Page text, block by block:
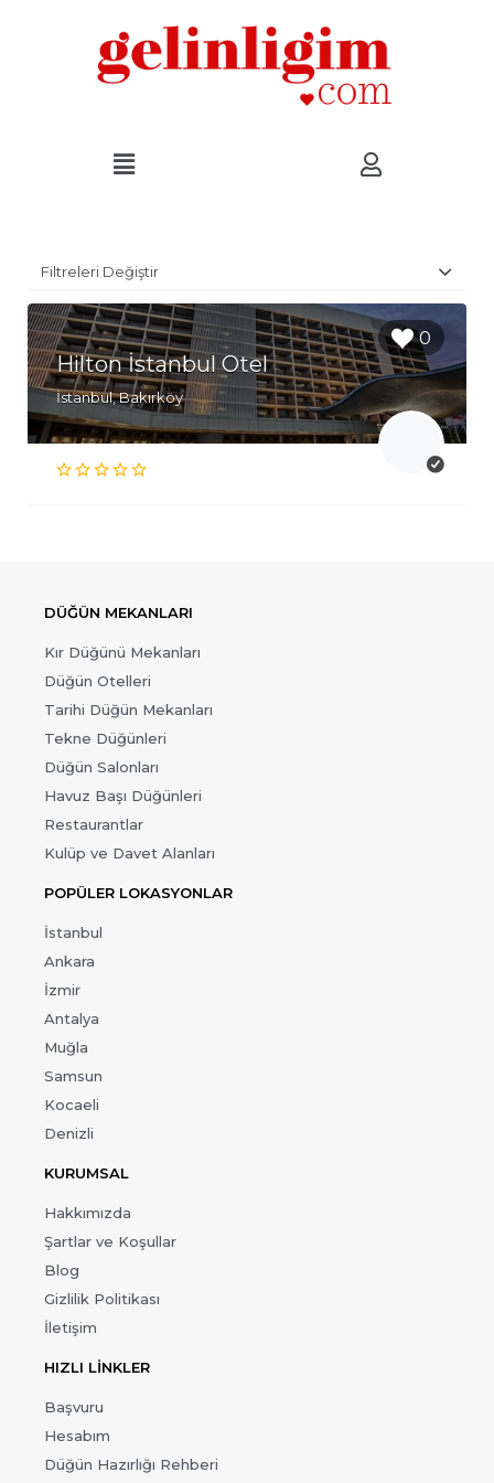
Filtreleri Değiştir
0
Hilton İstanbul Otel
İstanbul, Bakırköy
DÜĞÜN MEKANLARI
Kır Düğünü Mekanları
Düğün Otelleri
Tarihi Düğün Mekanları
Tekne Düğünleri
Düğün Salonları
Havuz Başı Düğünleri
Restaurantlar
Kulüp ve Davet Alanları
POPÜLER LOKASYONLAR
İstanbul
Ankara
İzmir
Antalya
Muğla
Samsun
Kocaeli
Denizli
KURUMSAL
Hakkımızda
Şartlar ve Koşullar
Blog
Gizlilik Politikası
İletişim
HIZLI LİNKLER
Başvuru
Hesabım
Düğün Hazırlığı Rehberi